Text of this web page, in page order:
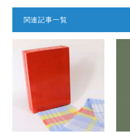
関連記事一覧